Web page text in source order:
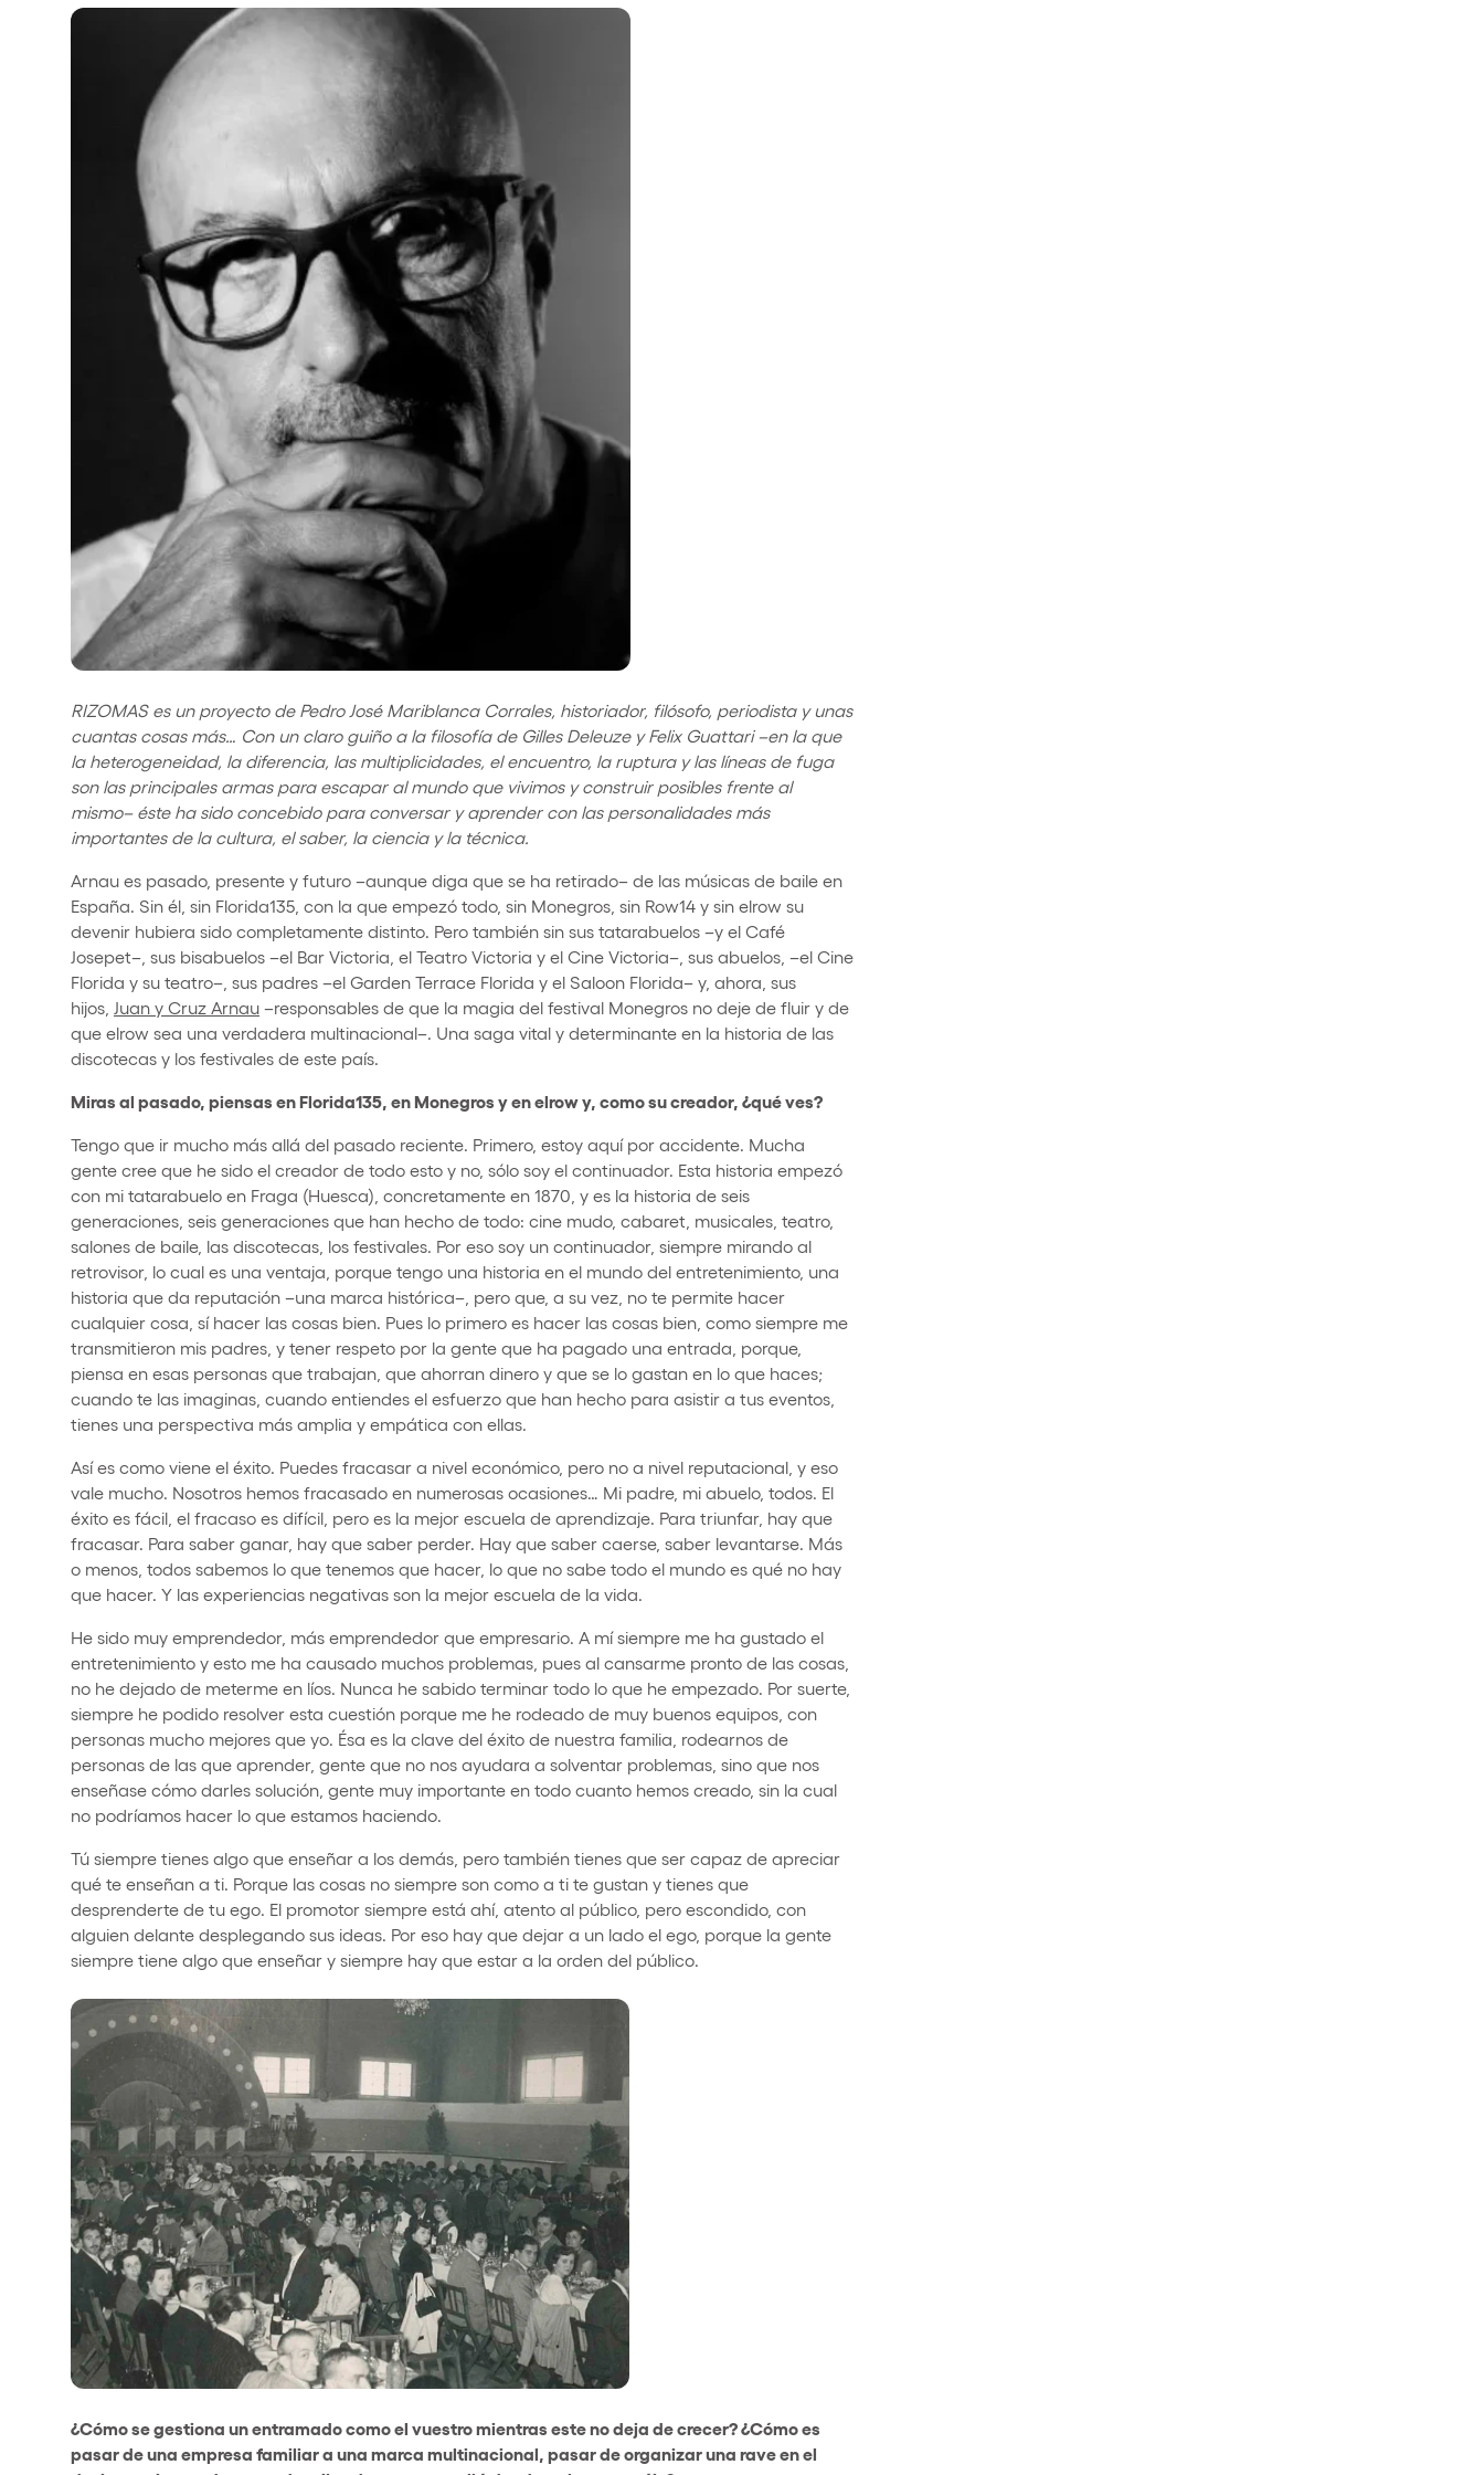
RIZOMAS es un proyecto de Pedro José Mariblanca Corrales, historiador, filósofo, periodista y unas
cuantas cosas más… Con un claro guiño a la filosofía de Gilles Deleuze y Felix Guattari –en la que
la heterogeneidad, la diferencia, las multiplicidades, el encuentro, la ruptura y las líneas de fuga
son las principales armas para escapar al mundo que vivimos y construir posibles frente al
mismo– éste ha sido concebido para conversar y aprender con las personalidades más
importantes de la cultura, el saber, la ciencia y la técnica.
Arnau es pasado, presente y futuro –aunque diga que se ha retirado– de las músicas de baile en
España. Sin él, sin Florida135, con la que empezó todo, sin Monegros, sin Row14 y sin elrow su
devenir hubiera sido completamente distinto. Pero también sin sus tatarabuelos –y el Café
Josepet–, sus bisabuelos –el Bar Victoria, el Teatro Victoria y el Cine Victoria–, sus abuelos, –el Cine
Florida y su teatro–, sus padres –el Garden Terrace Florida y el Saloon Florida– y, ahora, sus
hijos, Juan y Cruz Arnau –responsables de que la magia del festival Monegros no deje de fluir y de
que elrow sea una verdadera multinacional–. Una saga vital y determinante en la historia de las
discotecas y los festivales de este país.
Miras al pasado, piensas en Florida135, en Monegros y en elrow y, como su creador, ¿qué ves?
Tengo que ir mucho más allá del pasado reciente. Primero, estoy aquí por accidente. Mucha
gente cree que he sido el creador de todo esto y no, sólo soy el continuador. Esta historia empezó
con mi tatarabuelo en Fraga (Huesca), concretamente en 1870, y es la historia de seis
generaciones, seis generaciones que han hecho de todo: cine mudo, cabaret, musicales, teatro,
salones de baile, las discotecas, los festivales. Por eso soy un continuador, siempre mirando al
retrovisor, lo cual es una ventaja, porque tengo una historia en el mundo del entretenimiento, una
historia que da reputación –una marca histórica–, pero que, a su vez, no te permite hacer
cualquier cosa, sí hacer las cosas bien. Pues lo primero es hacer las cosas bien, como siempre me
transmitieron mis padres, y tener respeto por la gente que ha pagado una entrada, porque,
piensa en esas personas que trabajan, que ahorran dinero y que se lo gastan en lo que haces;
cuando te las imaginas, cuando entiendes el esfuerzo que han hecho para asistir a tus eventos,
tienes una perspectiva más amplia y empática con ellas.
Así es como viene el éxito. Puedes fracasar a nivel económico, pero no a nivel reputacional, y eso
vale mucho. Nosotros hemos fracasado en numerosas ocasiones… Mi padre, mi abuelo, todos. El
éxito es fácil, el fracaso es difícil, pero es la mejor escuela de aprendizaje. Para triunfar, hay que
fracasar. Para saber ganar, hay que saber perder. Hay que saber caerse, saber levantarse. Más
o menos, todos sabemos lo que tenemos que hacer, lo que no sabe todo el mundo es qué no hay
que hacer. Y las experiencias negativas son la mejor escuela de la vida.
He sido muy emprendedor, más emprendedor que empresario. A mí siempre me ha gustado el
entretenimiento y esto me ha causado muchos problemas, pues al cansarme pronto de las cosas,
no he dejado de meterme en líos. Nunca he sabido terminar todo lo que he empezado. Por suerte,
siempre he podido resolver esta cuestión porque me he rodeado de muy buenos equipos, con
personas mucho mejores que yo. Ésa es la clave del éxito de nuestra familia, rodearnos de
personas de las que aprender, gente que no nos ayudara a solventar problemas, sino que nos
enseñase cómo darles solución, gente muy importante en todo cuanto hemos creado, sin la cual
no podríamos hacer lo que estamos haciendo.
Tú siempre tienes algo que enseñar a los demás, pero también tienes que ser capaz de apreciar
qué te enseñan a ti. Porque las cosas no siempre son como a ti te gustan y tienes que
desprenderte de tu ego. El promotor siempre está ahí, atento al público, pero escondido, con
alguien delante desplegando sus ideas. Por eso hay que dejar a un lado el ego, porque la gente
siempre tiene algo que enseñar y siempre hay que estar a la orden del público.
¿Cómo se gestiona un entramado como el vuestro mientras este no deja de crecer? ¿Cómo es
pasar de una empresa familiar a una marca multinacional, pasar de organizar una rave en el